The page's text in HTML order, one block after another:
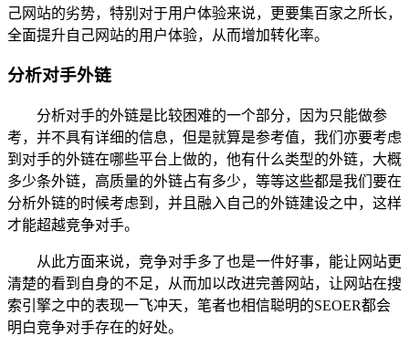
己网站的劣势，特别对于用户体验来说，更要集百家之所长，
全面提升自己网站的用户体验，从而增加转化率。
分析对手外链
分析对手的外链是比较困难的一个部分，因为只能做参
考，并不具有详细的信息，但是就算是参考值，我们亦要考虑
到对手的外链在哪些平台上做的，他有什么类型的外链，大概
多少条外链，高质量的外链占有多少，等等这些都是我们要在
分析外链的时候考虑到，并且融入自己的外链建设之中，这样
才能超越竞争对手。
从此方面来说，竞争对手多了也是一件好事，能让网站更
清楚的看到自身的不足，从而加以改进完善网站，让网站在搜
索引擎之中的表现一飞冲天，笔者也相信聪明的SEOER都会
明白竞争对手存在的好处。